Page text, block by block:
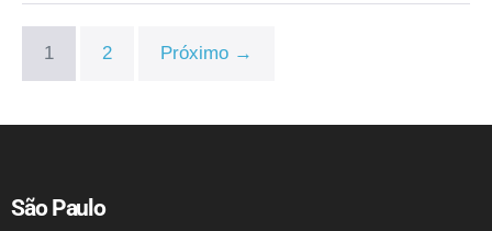
1 2 Próximo →
São Paulo